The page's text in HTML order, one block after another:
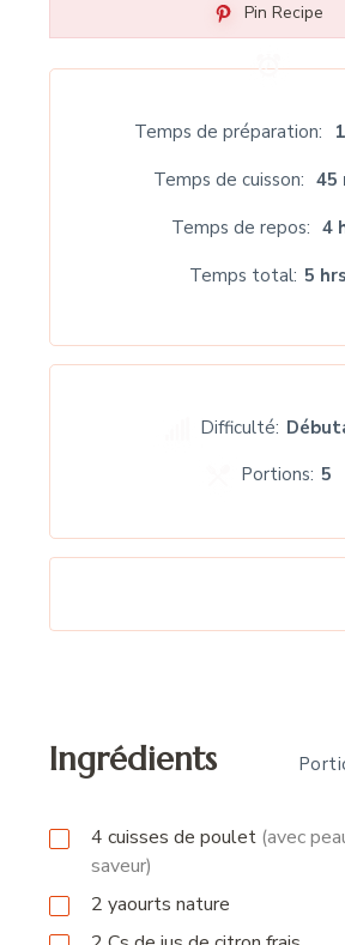
Pin Recipe
Temps de préparation
Temps de cuisson
45
Temps de repos
4
Temps total 5 hrs
Difficulté:
Portions: 5
Ingrédients
4 cuisses de poulet (avec
saveur)
2 yaourts nature